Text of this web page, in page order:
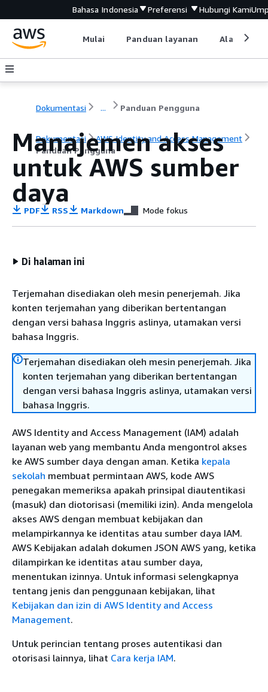
Bahasa Indonesia Preferensi Hubungi Kami
Mulai Panduan layanan Alat
Dokumentasi ... Panduan Pengguna
Dokumentasi
AWS Identity and Access Management
Panduan Pengguna
Manajemen akses
untuk AWS sumber
daya
PDF RSS Markdown Mode fokus
Di halaman ini
Terjemahan disediakan oleh mesin penerjemah. Jika
konten terjemahan yang diberikan bertentangan
dengan versi bahasa Inggris aslinya, utamakan versi
bahasa Inggris.
Terjemahan disediakan oleh mesin penerjemah. Jika
konten terjemahan yang diberikan bertentangan
dengan versi bahasa Inggris aslinya, utamakan versi
bahasa Inggris.
AWS Identity and Access Management (IAM) adalah
layanan web yang membantu Anda mengontrol akses
ke AWS sumber daya dengan aman. Ketika kepala
sekolah membuat permintaan AWS, kode AWS
penegakan memeriksa apakah prinsipal diautentikasi
(masuk) dan diotorisasi (memiliki izin). Anda mengelola
akses AWS dengan membuat kebijakan dan
melampirkannya ke identitas atau sumber daya IAM.
AWS Kebijakan adalah dokumen JSON AWS yang, ketika
dilampirkan ke identitas atau sumber daya,
menentukan izinnya. Untuk informasi selengkapnya
tentang jenis dan penggunaan kebijakan, lihat
Kebijakan dan izin di AWS Identity and Access
Management.
Untuk perincian tentang proses autentikasi dan
otorisasi lainnya, lihat Cara kerja IAM.